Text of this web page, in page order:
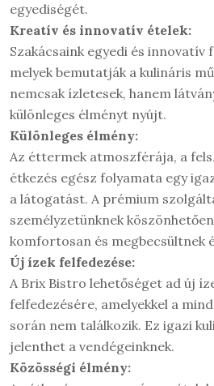
egyediségét.
Kreatív és innovatív ételek:
Szakácsaink egyedi és innovatív
melyek bemutatják a kulináris
nemcsak ízletesek, hanem
különleges élményt nyújt.
Különleges élmény:
Az éttermek atmoszférája, a
étkezés egész folyamata egy
a látogatást. A prémium
személyzetünknek
komfortosan és megbecsültnek
Új ízek felfedezése:
A Brix Bistro lehetőséget ad új
felfedezésére, amelyekkel a
során nem találkozik. Ez igazi
jelenthet a vendégeinknek.
Közösségi élmény: